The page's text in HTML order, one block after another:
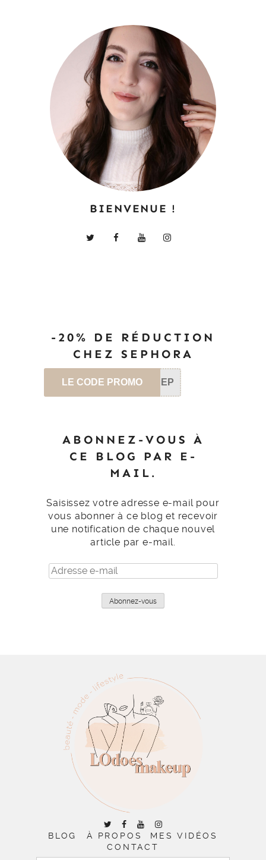
BIENVENUE !
-20% DE RÉDUCTION
CHEZ SEPHORA
LE CODE PROMO SEP
ABONNEZ-VOUS À
CE BLOG PAR E-
MAIL.
Saisissez votre adresse e-mail pour
vous abonner à ce blog et recevoir
une notification de chaque nouvel
article par e-mail.
Adresse
e-
Abonnez-vous
BLOG À PROPOS
MES VIDÉOS
CONTACT